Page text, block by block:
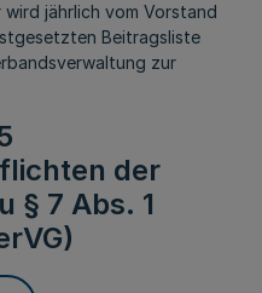
jährlich vom Vorstand
Beitragsliste
zur
der
§ 7 Abs. 1